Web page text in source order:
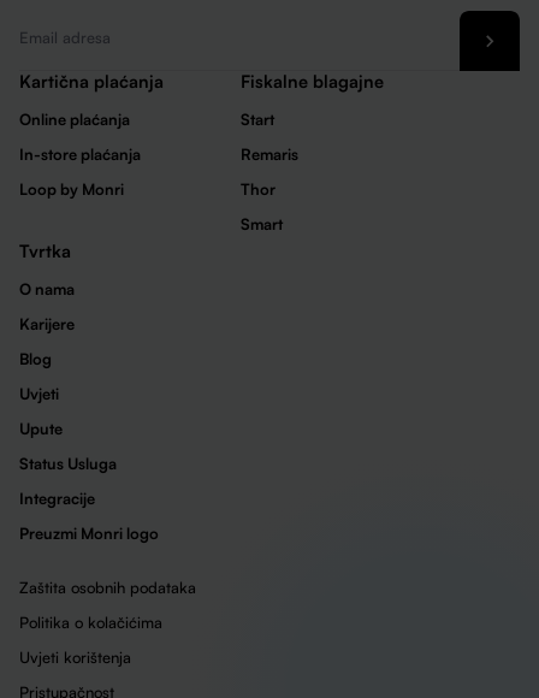
Kartična plaćanja
Online plaćanja
In-store plaćanja
Loop by Monri
Fiskalne blagajne
Start
Remaris
Thor
Smart
Tvrtka
O nama
Karijere
Blog
Uvjeti
Upute
Status Usluga
Integracije
Preuzmi Monri logo
Zaštita osobnih podataka
Politika o kolačićima
Uvjeti korištenja
Pristupačnost